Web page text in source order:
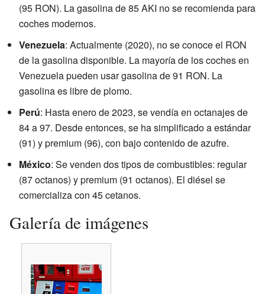
(95 RON). La gasolina de 85 AKI no se recomienda para
coches modernos.
Venezuela: Actualmente (2020), no se conoce el RON
de la gasolina disponible. La mayoría de los coches en
Venezuela pueden usar gasolina de 91 RON. La
gasolina es libre de plomo.
Perú: Hasta enero de 2023, se vendía en octanajes de
84 a 97. Desde entonces, se ha simplificado a estándar
(91) y premium (96), con bajo contenido de azufre.
México: Se venden dos tipos de combustibles: regular
(87 octanos) y premium (91 octanos). El diésel se
comercializa con 45 cetanos.
Galería de imágenes